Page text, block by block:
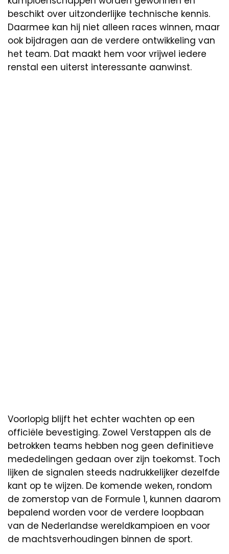
beschikt over uitzonderlijke technische kennis.
Daarmee kan hij niet alleen races winnen, maar
ook bijdragen aan de verdere ontwikkeling van
het team. Dat maakt hem voor vrijwel iedere
renstal een uiterst interessante aanwinst.
Voorlopig blijft het echter wachten op een
officiële bevestiging. Zowel Verstappen als de
betrokken teams hebben nog geen definitieve
mededelingen gedaan over zijn toekomst. Toch
lijken de signalen steeds nadrukkelijker dezelfde
kant op te wijzen. De komende weken, rondom
de zomerstop van de Formule 1, kunnen daarom
bepalend worden voor de verdere loopbaan
van de Nederlandse wereldkampioen en voor
de machtsverhoudingen binnen de sport.